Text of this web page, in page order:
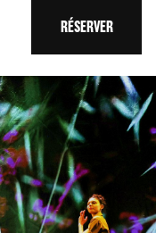
RÉSERVER